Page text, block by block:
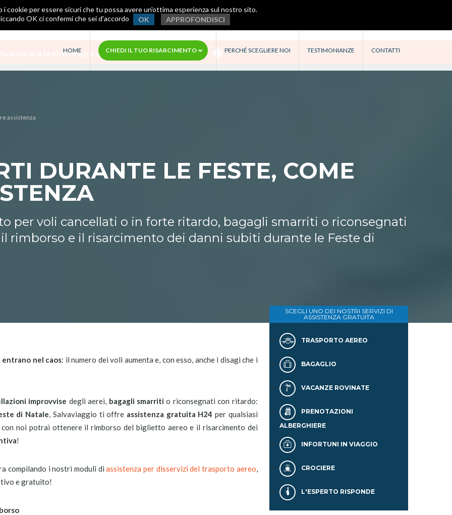
i cookie per essere sicuri che tu possa avere un'ottima esperienza sul nostro sito.
OK ci confermi che sei d'accordo
OK APPROFONDISCI
HOME CHIEDI IL TUO RISARCIMENTO PERCHÉ SCEGLIERE NOI TESTIMONIANZE CONTATTI
Scarica ora la nostra App Avrai assistenza immediata!
assistenza
DURANTE LE FESTE, COME
per voli cancellati o in forte ritardo, bagagli smarriti o riconsegnati
rimborso e il risarcimento dei danni subiti durante le Feste di
nel caos: il numero dei voli aumenta e, con esso, anche i disagi che i
improvvise degli aerei, bagagli smarriti o riconsegnati con ritardo:
di Natale, Salvaviaggio ti offre assistenza gratuita H24 per qualsiasi
noi potrai ottenere il rimborso del biglietto aereo e il risarcimento dei
!
compilando i nostri moduli diassistenza per disservizi del trasporto aereo,
e gratuito!
SCEGLI UNO DEI NOSTRI SERVIZI DI
ASSISTENZA GRATUITA
TRASPORTO AEREO
BAGAGLIO
VACANZE ROVINATE
PRENOTAZIONI
ALBERGHIERE
INFORTUNI IN VIAGGIO
CROCIERE
L'ESPERTO RISPONDE